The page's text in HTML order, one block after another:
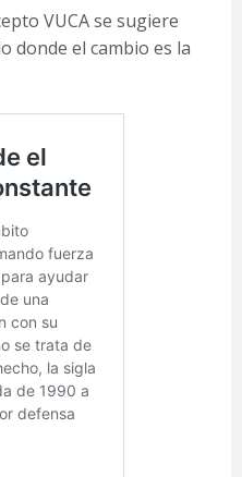
VUCA se sugiere
donde el cambio es la